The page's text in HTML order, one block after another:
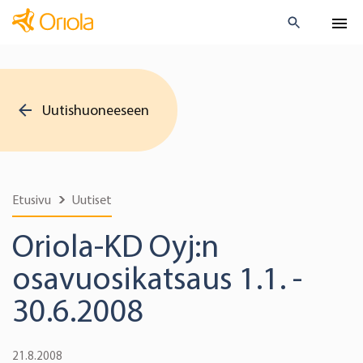
Uutishuoneeseen
Etusivu Uutiset
Oriola-KD Oyj:n
osavuosikatsaus 1.1. -
30.6.2008
21.8.2008